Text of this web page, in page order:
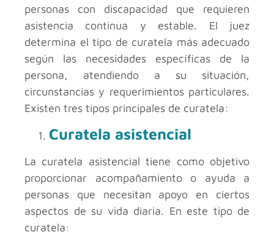
personas con discapacidad que requieren
asistencia continua y estable. El juez
determina el tipo de curatela más adecuado
según las necesidades específicas de la
persona, atendiendo a su situación,
circunstancias y requerimientos particulares.
Existen tres tipos principales de curatela:
Curatela asistencial
La curatela asistencial tiene como objetivo
proporcionar acompañamiento o ayuda a
personas que necesitan apoyo en ciertos
aspectos de su vida diaria. En este tipo de
curatela: